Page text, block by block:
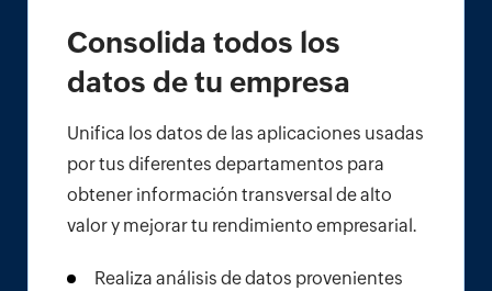
Consolida todos los
datos de tu empresa
Unifica los datos de las aplicaciones usadas
por tus diferentes departamentos para
obtener información transversal de alto
valor y mejorar tu rendimiento empresarial.
Realiza análisis de datos provenientes